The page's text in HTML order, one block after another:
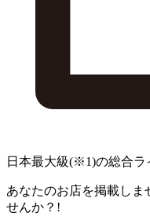
日本最大級(※1)の総合ラ
あなたのお店を掲載しま
せんか？!